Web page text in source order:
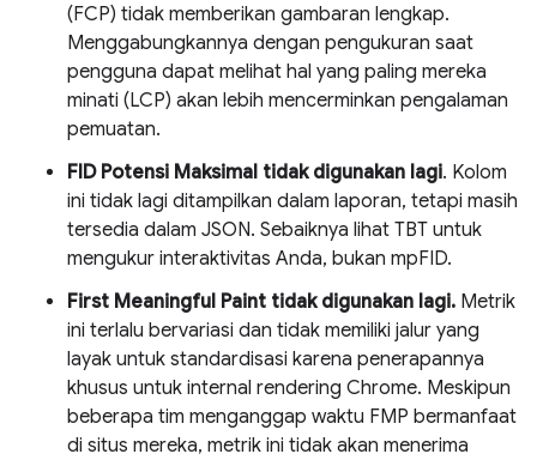
(FCP) tidak memberikan gambaran lengkap.
Menggabungkannya dengan pengukuran saat
pengguna dapat melihat hal yang paling mereka
minati (LCP) akan lebih mencerminkan pengalaman
pemuatan.
FID Potensi Maksimal tidak digunakan lagi. Kolom
ini tidak lagi ditampilkan dalam laporan, tetapi masih
tersedia dalam JSON. Sebaiknya lihat TBT untuk
mengukur interaktivitas Anda, bukan mpFID.
First Meaningful Paint tidak digunakan lagi. Metrik
ini terlalu bervariasi dan tidak memiliki jalur yang
layak untuk standardisasi karena penerapannya
khusus untuk internal rendering Chrome. Meskipun
beberapa tim menganggap waktu FMP bermanfaat
di situs mereka, metrik ini tidak akan menerima